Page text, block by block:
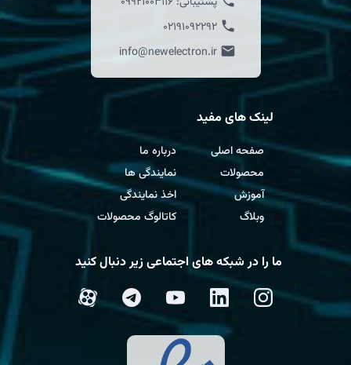
02191092292
info@newelectron.ir
لینک های مفید
صفحه اصلی
محصولات
آموزش
وبلاگ
درباره ما
نمایندگی ها
اخذ نمایندگی
کاتالوگ محصولات
ما را در شبکه های اجتماعی زیر دنبال کنید